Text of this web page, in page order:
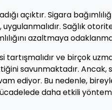
açıktır. Sigara
Sağlık
azaltmaya
tartışmalıdır ve birçok
savunmaktadır. Ancak,
ediyor. Bu nedenle,
daha etkili